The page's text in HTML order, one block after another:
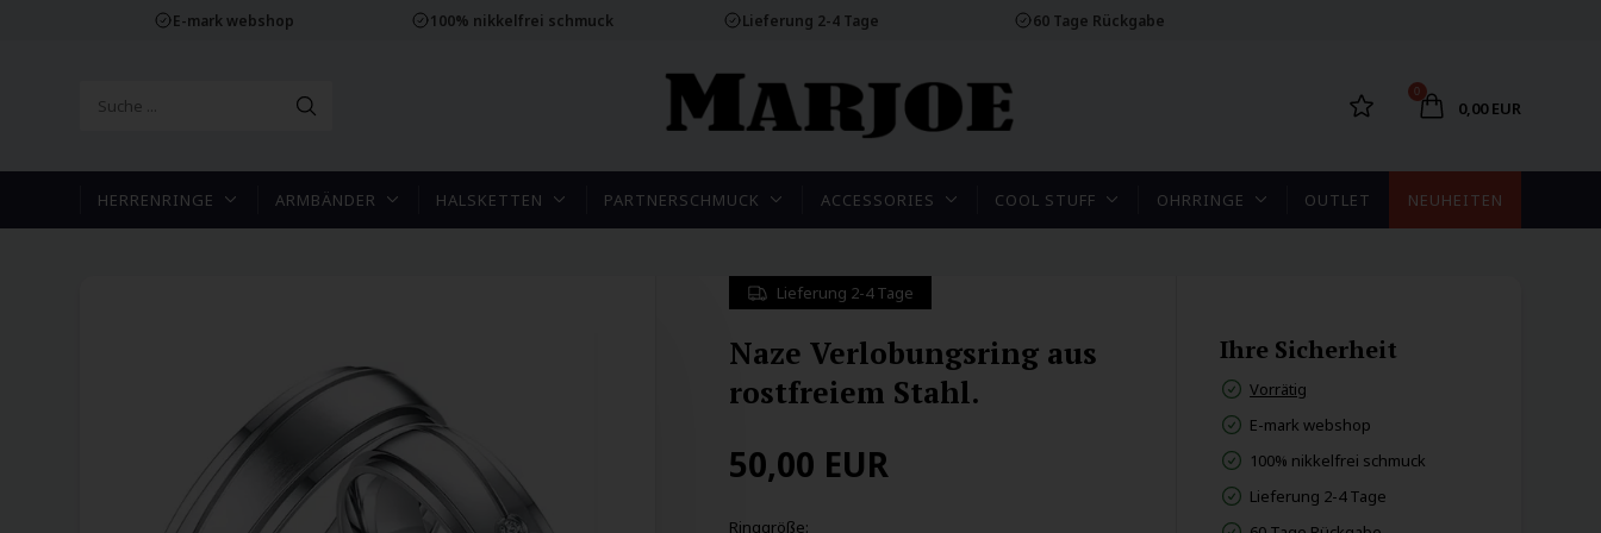
E-mark webshop 100% nikkelfrei schmuck Lieferung 2-4 Tage 60 Tage Rückgabe
0
0,00 EUR
HERRENRINGE ARMBÄNDER HALSKETTEN PARTNERSCHMUCK ACCESSORIES COOL STUFF OHRRINGE OUTLET NEUHEITEN
Lieferung 2-4 Tage
Naze Verlobungsring aus
rostfreiem Stahl.
50,00 EUR
Ringgröße:
Ihre Sicherheit
Vorrätig
E-mark webshop
100% nikkelfrei schmuck
Lieferung 2-4 Tage